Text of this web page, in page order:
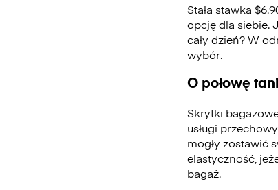
Stała stawka
opcję dla siebie.
cały dzień? W
wybór.
O połowę
Skrytki
usługi
mogły zostawić
elastyczność,
bagaż.